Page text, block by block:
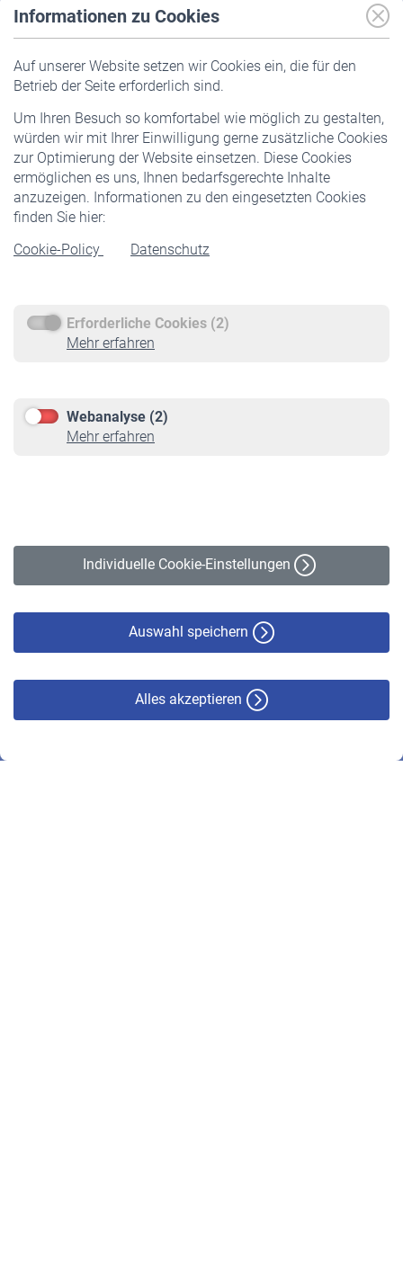
Informationen zu Cookies
Auf unserer Website setzen wir Cookies ein, die für den
Betrieb der Seite erforderlich sind.
Um Ihren Besuch so komfortabel wie möglich zu gestalten,
würden wir mit Ihrer Einwilligung gerne zusätzliche Cookies
zur Optimierung der Website einsetzen. Diese Cookies
ermöglichen es uns, Ihnen bedarfsgerechte Inhalte
anzuzeigen. Informationen zu den eingesetzten Cookies
finden Sie hier:
Cookie-Policy
Datenschutz
Erforderliche Cookies (2)
Mehr erfahren
Webanalyse (2)
Mehr erfahren
Individuelle Cookie-Einstellungen
Auswahl speichern
Alles akzeptieren
Pflichtversicherung
Staatliche Förderung
Veranstaltungen
Rentner
Rentenbeginn
Rente beantragen
Service
Informationen
Online-Rechner
VBLnewsletter
Erklärung zur Barrierefreiheit
© VBL 2026